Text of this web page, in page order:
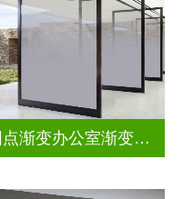
圆点渐变办公室渐变隔断装饰玻璃